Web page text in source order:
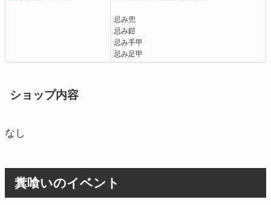
忌み兜
忌み鎧
忌み手甲
忌み足甲
ショップ内容
なし
糞喰いのイベント